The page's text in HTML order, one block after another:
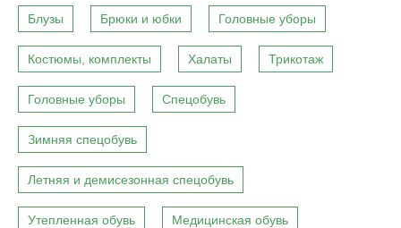
Блузы Брюки и юбки Головные уборы
Костюмы, комплекты Халаты Трикотаж
Головные уборы Спецобувь
Зимняя спецобувь
Летняя и демисезонная спецобувь
Утепленная обувь Медицинская обувь